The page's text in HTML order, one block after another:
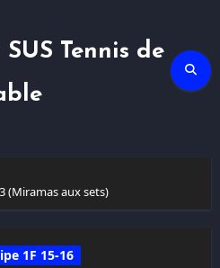
Tennis de
(Miramas aux sets)
1F 15-16